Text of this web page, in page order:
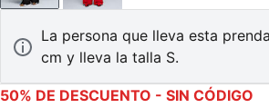
La persona que lleva esta
cm y lleva la talla S.
50% DE DESCUENTO - SIN CÓDIGO